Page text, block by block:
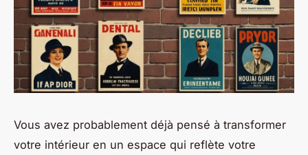
Vous avez probablement déjà pensé à transformer
votre intérieur en un espace qui reflète votre